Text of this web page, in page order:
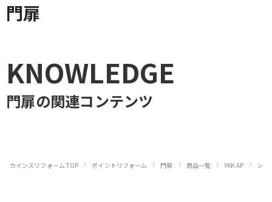
門扉
KNOWLEDGE
門扉の関連コンテンツ
カインズリフォーム TOP › ポイントリフォーム › 門扉 › 商品一覧 › YKK AP › シン